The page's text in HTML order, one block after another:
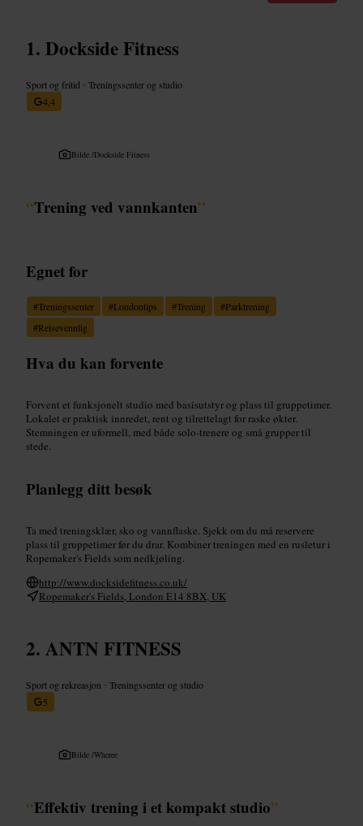
Dockside Fitness
Sport og fritid •Treningssenter og studio
4,4
Bilde /Dockside Fitness
“Trening ved vannkanten”
Egnet for
#Treningssenter #Londontips #Trening #Parktrening
#Reisevennlig
Hva du kan forvente
Forvent et funksjonelt studio med basisutstyr og plass til gruppetimer.
Lokalet er praktisk innredet, rent og tilrettelagt for raske økter.
Stemningen er uformell, med både solo-trenere og små grupper til
stede.
Planlegg ditt besøk
Ta med treningsklær, sko og vannflaske. Sjekk om du må reservere
plass til gruppetimer før du drar. Kombiner treningen med en rusletur i
Ropemaker's Fields som nedkjøling.
http://www.docksidefitness.co.uk/
Ropemaker's Fields, London E14 8BX, UK
ANTN FITNESS
Sport og rekreasjon •Treningssenter og studio
5
Bilde /Wheree
“Effektiv trening i et kompakt studio”